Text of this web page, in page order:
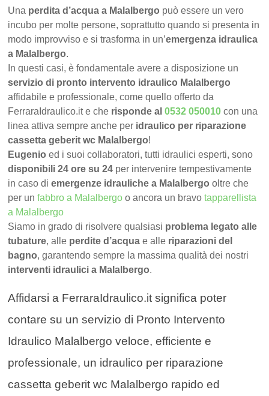
Una perdita d’acqua a Malalbergo può essere un vero
incubo per molte persone, soprattutto quando si presenta in
modo improvviso e si trasforma in un’emergenza idraulica
a Malalbergo.
In questi casi, è fondamentale avere a disposizione un
servizio di pronto intervento idraulico Malalbergo
affidabile e professionale, come quello offerto da
FerraraIdraulico.it e che risponde al0532 050010 con una
linea attiva sempre anche per idraulico per riparazione
cassetta geberit wc Malalbergo!
Eugenio ed i suoi collaboratori, tutti idraulici esperti, sono
disponibili 24 ore su 24 per intervenire tempestivamente
in caso diemergenze idrauliche a Malalbergooltre che
per unfabbro a Malalbergo o ancora un bravotapparellista
a Malalbergo
Siamo in grado di risolvere qualsiasi problema legato alle
tubature, alle perdite d’acqua e alle riparazioni del
bagno, garantendo sempre la massima qualità dei nostri
interventi idraulici a Malalbergo.
Affidarsi a FerraraIdraulico.it significa poter
contare su un servizio di Pronto Intervento
Idraulico Malalbergo veloce, efficiente e
professionale, un idraulico per riparazione
cassetta geberit wc Malalbergo rapido ed